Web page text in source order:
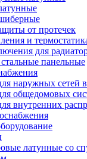
от протечек
и
для
панельные
наружных сетей
общедомовых
внутренних
латунные со